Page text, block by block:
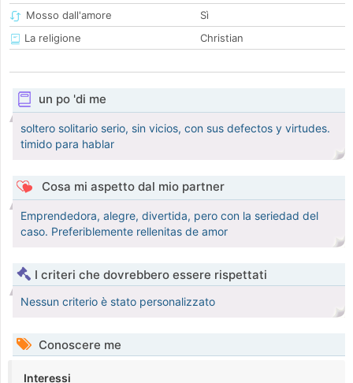
Mosso dall'amore
Sì
La religione
Christian
un po 'di me
soltero solitario serio, sin vicios, con sus defectos y virtudes.
timido para hablar
Cosa mi aspetto dal mio partner
Emprendedora, alegre, divertida, pero con la seriedad del
caso. Preferiblemente rellenitas de amor
I criteri che dovrebbero essere rispettati
Nessun criterio è stato personalizzato
Conoscere me
Interessi